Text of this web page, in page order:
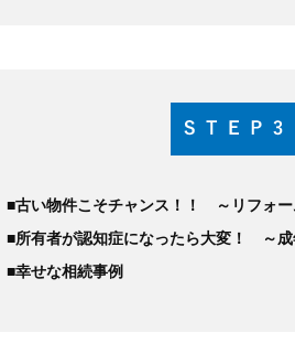
■古い物件こそチャンス！！ ～リフォー
■所有者が認知症になったら大変！ ～成
■幸せな相続事例